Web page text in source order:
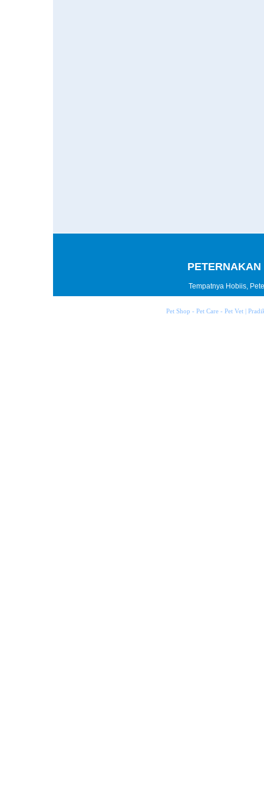
Tempatnya Hobiis,
Pet Shop - Pet Care - Pet Vet |